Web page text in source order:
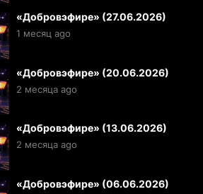
«Добровэфире» (27.06.2026)
1 месяц ago
«Добровэфире» (20.06.2026)
2 месяца ago
«Добровэфире» (13.06.2026)
2 месяца ago
«Добровэфире» (06.06.2026)